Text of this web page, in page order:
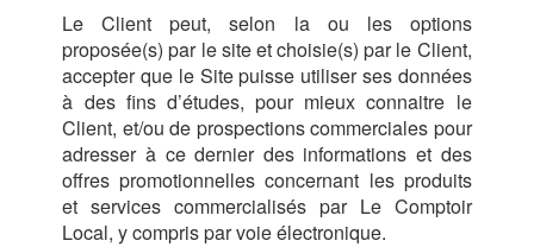
Le Client peut, selon la ou les options
proposée(s) par le site et choisie(s) par le Client,
accepter que le Site puisse utiliser ses données
à des fins d’études, pour mieux connaitre le
Client, et/ou de prospections commerciales pour
adresser à ce dernier des informations et des
offres promotionnelles concernant les produits
et services commercialisés par Le Comptoir
Local, y compris par voie électronique.